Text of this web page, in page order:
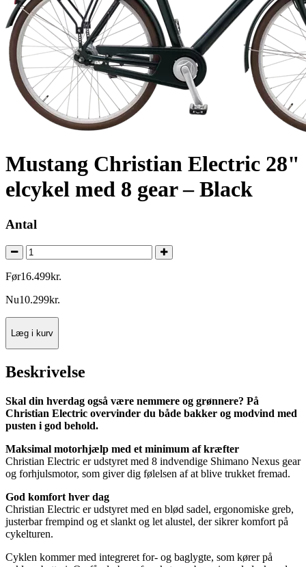
Mustang Christian Electric 28"
elcykel med 8 gear – Black
Antal
Før16.499kr.
Nu10.299kr.
Læg i kurv
Beskrivelse
Skal din hverdag også være nemmere og grønnere? På
Christian Electric overvinder du både bakker og modvind med
pusten i god behold.
Maksimal motorhjælp med et minimum af kræfter
Christian Electric er udstyret med 8 indvendige Shimano Nexus gear
og forhjulsmotor, som giver dig følelsen af at blive trukket fremad.
God komfort hver dag
Christian Electric er udstyret med en blød sadel, ergonomiske greb,
justerbar frempind og et slankt og let alustel, der sikrer komfort på
cykelturen.
Cyklen kommer med integreret for- og baglygte, som kører på